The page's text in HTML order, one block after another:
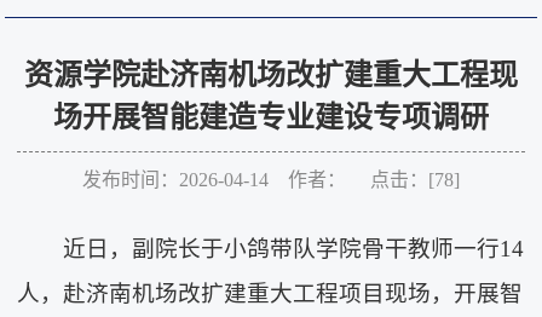
资源学院赴济南机场改扩建重大工程现
场开展智能建造专业建设专项调研
发布时间：2026-04-14 作者： 点击：[78]
近日，副院长于小鸽带队学院骨干教师一行14
人，赴济南机场改扩建重大工程项目现场，开展智